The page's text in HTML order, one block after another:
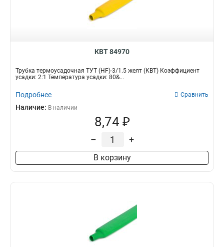
КВТ 84970
Трубка термоусадочная ТУТ (HF)-3/1.5 желт (КВТ) Коэффициент
усадки: 2:1 Температура усадки: 80&...
Подробнее Сравнить
Наличие: В наличии
8,74 ₽
– +
В корзину